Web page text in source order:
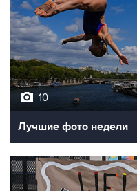
10
Лучшие фото недели